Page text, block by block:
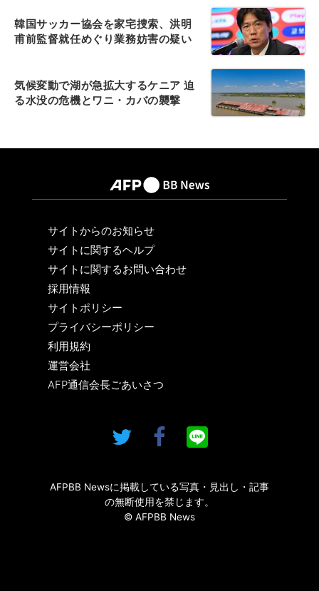
韓国サッカー協会を家宅捜索、洪明
甫前監督就任めぐり業務妨害の疑い
気候変動で湖が急拡大するケニア 迫
る水没の危機とワニ・カバの襲撃
サイトからのお知らせ
サイトに関するヘルプ
サイトに関するお問い合わせ
採用情報
サイトポリシー
プライバシーポリシー
利用規約
運営会社
AFP通信会長ごあいさつ
AFPBB Newsに掲載している写真・見出し・記事
の無断使用を禁じます。
© AFPBB News